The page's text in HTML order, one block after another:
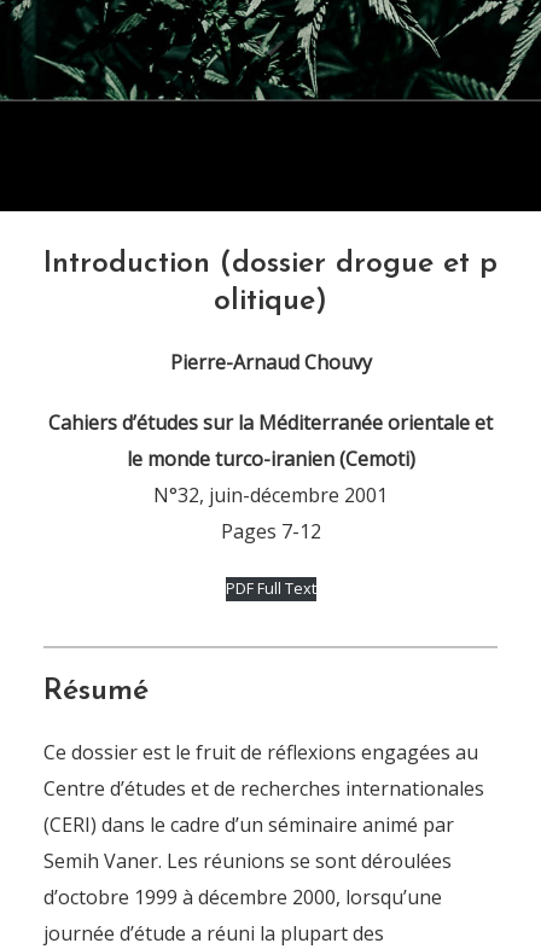
Introduction (dossier drogue et p
olitique)
Pierre-Arnaud Chouvy
Cahiers d’études sur la Méditerranée orientale et
le monde turco-iranien (Cemoti)
N°32, juin-décembre 2001
Pages 7-12
PDF Full Text
Résumé
Ce dossier est le fruit de réflexions engagées au
Centre d’études et de recherches internationales
(CERI) dans le cadre d’un séminaire animé par
Semih Vaner. Les réunions se sont déroulées
d’octobre 1999 à décembre 2000, lorsqu’une
journée d’étude a réuni la plupart des